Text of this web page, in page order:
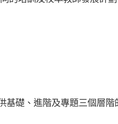
礎、進階及專題三個層階